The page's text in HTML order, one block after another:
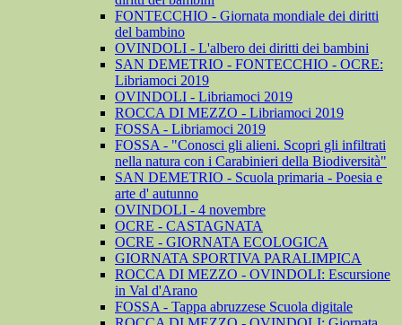
FONTECCHIO - Giornata mondiale dei diritti
del bambino
OVINDOLI - L'albero dei diritti dei bambini
SAN DEMETRIO - FONTECCHIO - OCRE:
Libriamoci 2019
OVINDOLI - Libriamoci 2019
ROCCA DI MEZZO - Libriamoci 2019
FOSSA - Libriamoci 2019
FOSSA - "Conosci gli alieni. Scopri gli infiltrati
nella natura con i Carabinieri della Biodiversità"
SAN DEMETRIO - Scuola primaria - Poesia e
arte d' autunno
OVINDOLI - 4 novembre
OCRE - CASTAGNATA
OCRE - GIORNATA ECOLOGICA
GIORNATA SPORTIVA PARALIMPICA
ROCCA DI MEZZO - OVINDOLI: Escursione
in Val d'Arano
FOSSA - Tappa abruzzese Scuola digitale